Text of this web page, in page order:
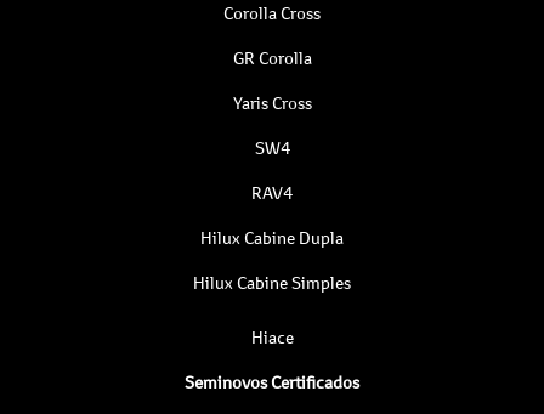
Corolla Cross
GR Corolla
Yaris Cross
SW4
RAV4
Hilux Cabine Dupla
Hilux Cabine Simples
Hiace
Seminovos Certificados